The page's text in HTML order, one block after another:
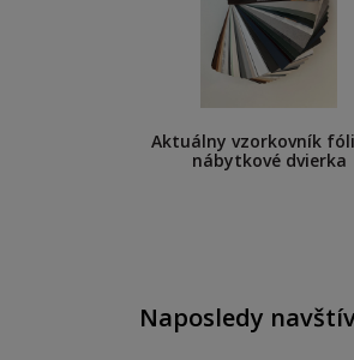
Aktuálny vzorkovník
nábytkové dvierka
Naposledy